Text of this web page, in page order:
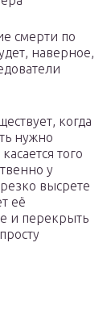
смерти по
наверное,
когда
нужно
того
у
высрете
её
и перекрыть